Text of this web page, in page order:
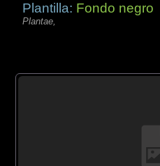
Plantilla: Fondo negro
Plantae,